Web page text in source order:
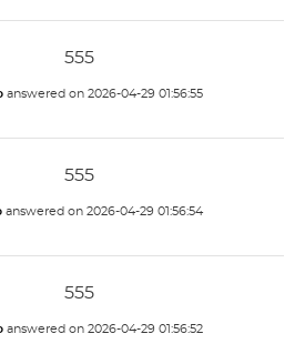
555
answered on 2026-04-29 01:56:55
555
answered on 2026-04-29 01:56:54
555
answered on 2026-04-29 01:56:52